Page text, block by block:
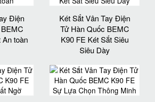
Điện
An toàn
Két Sắt Vân Tay Điện
Tử Hàn Quốc BEMC
K90 FE Két Sắt Siêu
Siêu Dày